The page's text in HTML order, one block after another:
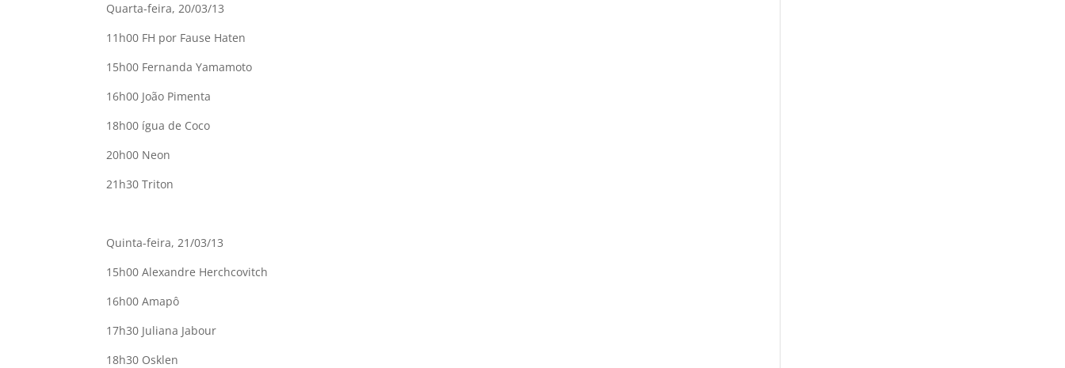
Quarta-feira, 20/03/13
11h00 FH por Fause Haten
15h00 Fernanda Yamamoto
16h00 João Pimenta
18h00 ígua de Coco
20h00 Neon
21h30 Triton
Quinta-feira, 21/03/13
15h00 Alexandre Herchcovitch
16h00 Amapô
17h30 Juliana Jabour
18h30 Osklen